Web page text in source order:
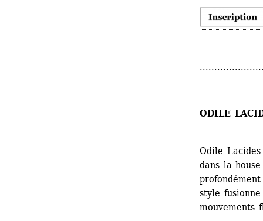
ODILE
Odile
dans la
style
mouvements